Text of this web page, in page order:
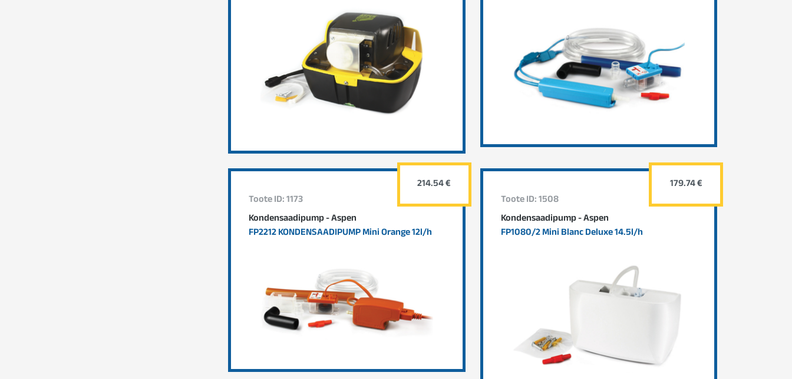
Toote ID: 1173
Kondensaadipump - Aspen
FP2212 KONDENSAADIPUMP Mini Orange 12l/h
214.54 €
Toote ID: 1508
Kondensaadipump - Aspen
FP1080/2 Mini Blanc Deluxe 14.5l/h
179.74 €